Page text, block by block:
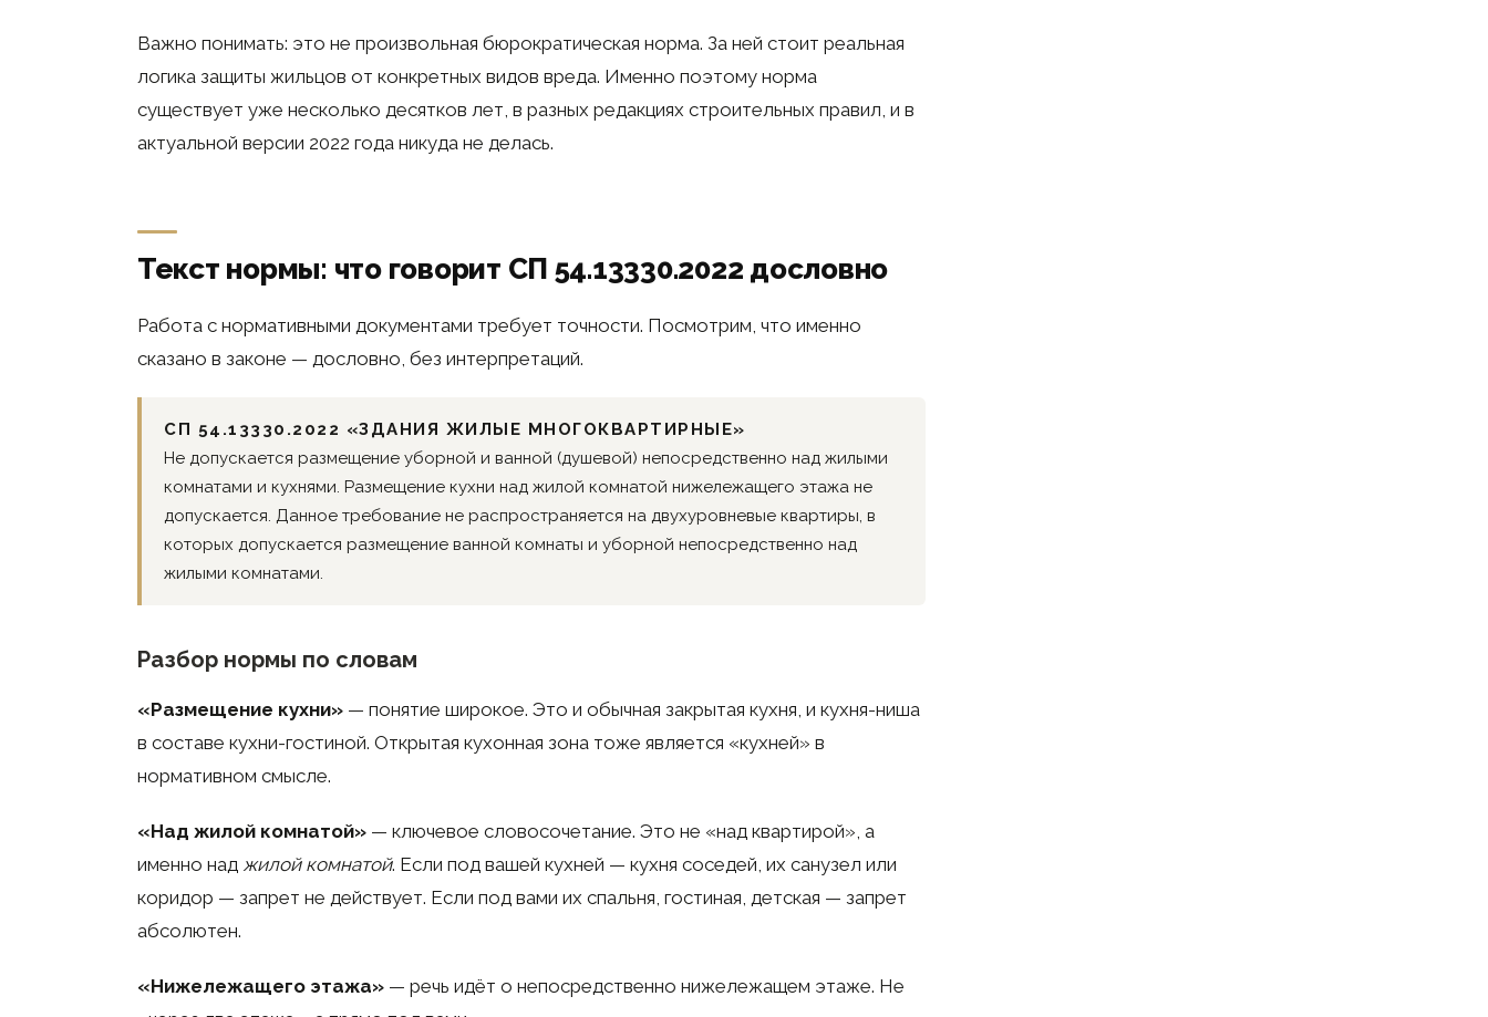
Важно понимать: это не произвольная бюрократическая норма. За ней стоит реальная
логика защиты жильцов от конкретных видов вреда. Именно поэтому норма
существует уже несколько десятков лет, в разных редакциях строительных правил, и в
актуальной версии 2022 года никуда не делась.
Текст нормы: что говорит СП 54.13330.2022 дословно
Работа с нормативными документами требует точности. Посмотрим, что именно
сказано в законе — дословно, без интерпретаций.
СП 54.13330.2022 «ЗДАНИЯ ЖИЛЫЕ МНОГОКВАРТИРНЫЕ»
Не допускается размещение уборной и ванной (душевой) непосредственно над жилыми
комнатами и кухнями. Размещение кухни над жилой комнатой нижележащего этажа не
допускается. Данное требование не распространяется на двухуровневые квартиры, в
которых допускается размещение ванной комнаты и уборной непосредственно над
жилыми комнатами.
Разбор нормы по словам
«Размещение кухни» — понятие широкое. Это и обычная закрытая кухня, и кухня-ниша
в составе кухни-гостиной. Открытая кухонная зона тоже является «кухней» в
нормативном смысле.
«Над жилой комнатой» — ключевое словосочетание. Это не «над квартирой», а
именно над жилой комнатой. Если под вашей кухней — кухня соседей, их санузел или
коридор — запрет не действует. Если под вами их спальня, гостиная, детская — запрет
абсолютен.
«Нижележащего этажа» — речь идёт о непосредственно нижележащем этаже. Не